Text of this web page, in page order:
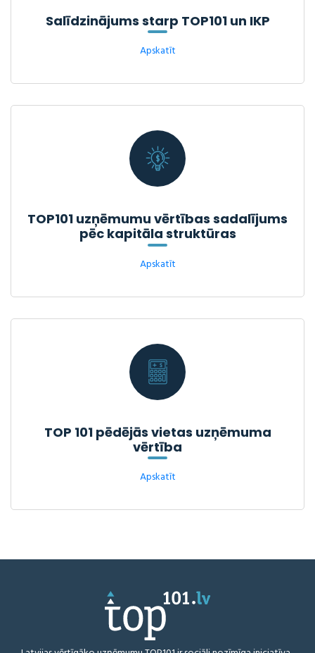
Salīdzinājums starp TOP101 un IKP
Apskatīt
TOP101 uzņēmumu vērtības sadalījums
pēc kapitāla struktūras
Apskatīt
TOP 101 pēdējās vietas uzņēmuma
vērtība
Apskatīt